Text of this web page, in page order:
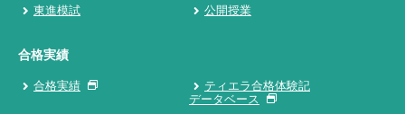
東進模試 公開授業
合格実績
合格実績
ティエラ合格体験記
データベース